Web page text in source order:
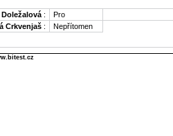
Doležalová :
Pro
Crkvenjaš : Nepřítomen